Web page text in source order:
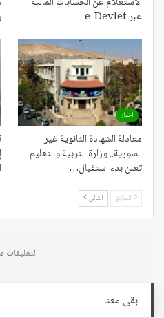
عبر e-Devlet
أخبار
معادلة الشهادة الثانوية غير
السورية.. وزارة التربية والتعليم
تعلن بدء استقبال…
السابق التالي
التعليقات
ابقى معنا